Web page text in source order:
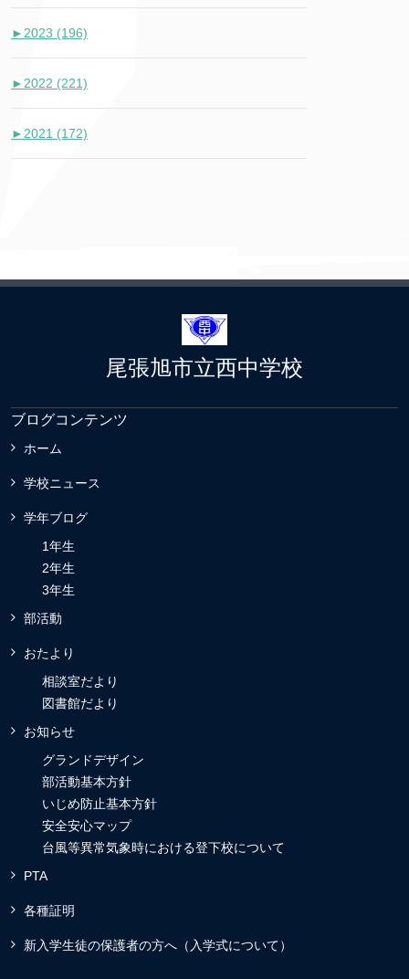
► 2023 (196)
► 2022 (221)
► 2021 (172)
尾張旭市立西中学校
ブログコンテンツ
ホーム
学校ニュース
学年ブログ
1年生
2年生
3年生
部活動
おたより
相談室だより
図書館だより
お知らせ
グランドデザイン
部活動基本方針
いじめ防止基本方針
安全安心マップ
台風等異常気象時における登下校について
PTA
各種証明
新入学生徒の保護者の方へ（入学式について）